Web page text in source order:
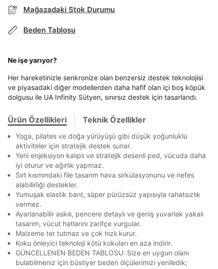
TAKSİT SEÇENEKLERİ
Banka
İşbankası Maximum 6
Akbank Axess 4
QNB
AnadoluBank World
Kapat
Mağazadaki Stok Durumu
Beden Tablosu
Ne işe yarıyor?
Her hareketinizle senkronize olan benzersiz destek teknolojisi
ve piyasadaki diğer modellerden daha hafif olan içi boş köpük
dolgusu ile UA Infinity Sütyen, sınırsız destek için tasarlandı.
Ürün Özellikleri Teknik Özellikler
Yoga, pilates ve doğa yürüyüşü gibi düşük yoğunluklu
aktiviteler için stratejik destek sunar.
Yeni enjeksiyon kalıplı ve stratejik desenli ped, vücuda daha
iyi oturur ve ağırlık yapmaz.
Sırt kısmındaki file tasarım hava sirkülasyonunu ve nefes
alabilirliği destekler.
Yumuşak elastik bant, süper pürüzsüz yapısıyla rahatsızlık
vermez.
Ayarlanabilir askılı, pencere detaylı ve geniş yuvarlak yakalı
tasarım, vücut hatlarını zarifçe vurgular.
Malzeme ter tutmaz ve çok hızlı kurur.
Koku önleyici teknoloji kötü kokuları en aza indirir.
GÜNCELLENEN BEDEN TABLOSU: Size en uygun olanı
bulabilmeniz için büstiyer beden ölçülerimizi yeniledik;
Mağazada Bul
Kapat
Stok Bildirimi
bildirim göndereceğiz.
Kapat
Kapat
Kapat
Siparişinizin durumu hakkında bilgi alabilmek için
E-posta Adresi *
Sipariş Numaranız *
Sorgula
Şifre*
En az 8 karakter
Bir rakam
Bir büyük harf
En az 1 özel karakter
Aşağıdakileri okudum ve kabul ediyorum:
Kişisel verileriniz
uyarınca işlenecektir. Kişisel verilerimin Doğuş
Perakende Satış Giyim ve Aksesuar Ticaret A.Ş.
tarafından ticari elektronik ileti gönderilmesi amacıyla
işlenmesini kabul ediyorum.
Sms
E-mail
Kişisel verilerimin Doğuş Perakende Satış Giyim ve
Aksesuar Ticaret A.Ş. bünyesinde yer alan
markalara ait ürünlerin bana özel pazarlanması ve
Doğuş Grubu şirketlerinde bulunan pazarlama
verilerimin kişiselleştirilmiş reklamcılık faaliyeti
amacıyla işlenmesini kabul ediyorum.
SMS Onay Kodu
Bilgilerinizi güncellemek için lütfen telefonunuza SMS
SMS Onay Kodu
Bilgilerinizi güncellemek için lütfen telefonunuza SMS